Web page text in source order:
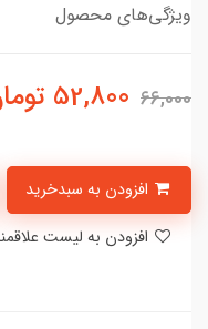
ویژگی‌های محصول
66,000
52,800